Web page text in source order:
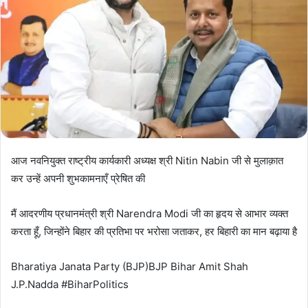
आज नवनियुक्त राष्ट्रीय कार्यकारी अध्यक्ष श्री Nitin Nabin जी से मुलाक़ात
कर उन्हें अपनी शुभकामनाएँ प्रेषित की
मैं आदरणीय प्रधानमंत्री श्री Narendra Modi जी का हृदय से आभार व्यक्त
करता हूँ, जिन्होंने बिहार की प्रतिभा पर भरोसा जताकर, हर बिहारी का मान बढ़ाया है
Bharatiya Janata Party (BJP)BJP Bihar Amit Shah
J.P.Nadda #BiharPolitics